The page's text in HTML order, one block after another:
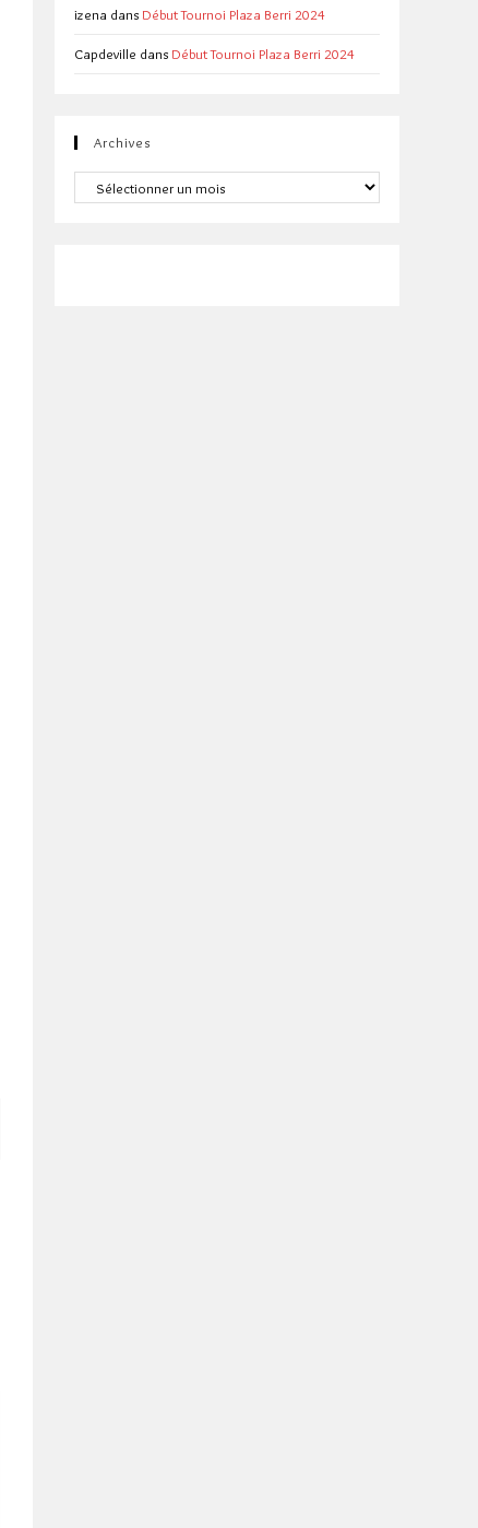
izena dans Début Tournoi Plaza Berri 2024
Capdeville dans Début Tournoi Plaza Berri 2024
Archives
Archives